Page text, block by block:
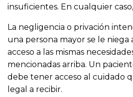
insuficientes. En cualquier
La negligencia o privación
una persona mayor se le niega
acceso a las mismas
mencionadas arriba. Un
debe tener acceso al cuidado
legal a recibir.